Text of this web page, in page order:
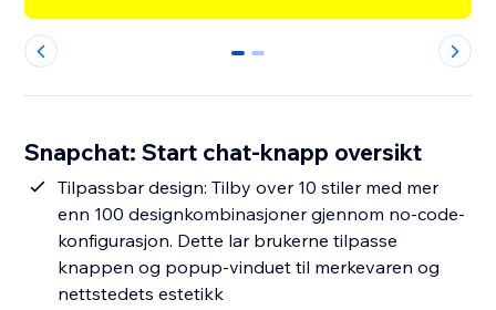
0 1
Snapchat: Start chat-knapp oversikt
Tilpassbar design: Tilby over 10 stiler med mer
enn 100 designkombinasjoner gjennom no-code-
konfigurasjon. Dette lar brukerne tilpasse
knappen og popup-vinduet til merkevaren og
nettstedets estetikk